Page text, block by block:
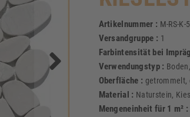
Artikelnummer : M-RS-K-
Versandgruppe : 1
Farbintensität bei
Verwendungstyp :
Oberfläche : getrommelt,
Material : Naturstein,
Mengeneinheit für 1 m² :